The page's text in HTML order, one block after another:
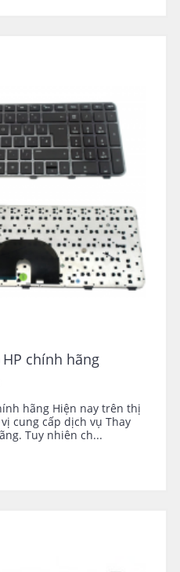
chính hãng
hãng Hiện nay trên thị
cung cấp dịch vụ Thay
Tuy nhiên ch...